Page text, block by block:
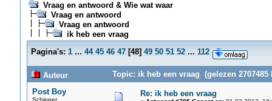
Vraag en antwoord & Wie wat waar
Vraag en antwoord
Vraag en antwoord
ik heb een vraag
Pagina's: 1 ... 44 45 46 47[48] 49 50 51 52 ... 112
Auteur
Topic: ik heb een vraag (gelezen 2707485
Post Boy
Schipper
Re: ik heb een vraag